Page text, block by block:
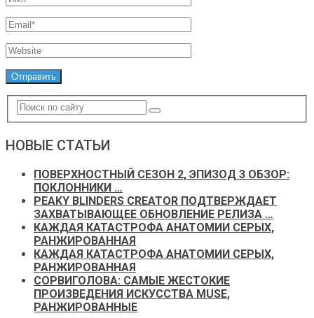
НОВЫЕ СТАТЬИ
ПОВЕРХНОСТНЫЙ СЕЗОН 2, ЭПИЗОД 3 ОБЗОР:
ПОКЛОННИКИ …
PEAKY BLINDERS CREATOR ПОДТВЕРЖДАЕТ
ЗАХВАТЫВАЮЩЕЕ ОБНОВЛЕНИЕ РЕЛИЗА …
КАЖДАЯ КАТАСТРОФА АНАТОМИИ СЕРЫХ,
РАНЖИРОВАННАЯ
КАЖДАЯ КАТАСТРОФА АНАТОМИИ СЕРЫХ,
РАНЖИРОВАННАЯ
СОРВИГОЛОВА: САМЫЕ ЖЕСТОКИЕ
ПРОИЗВЕДЕНИЯ ИСКУССТВА MUSE,
РАНЖИРОВАННЫЕ